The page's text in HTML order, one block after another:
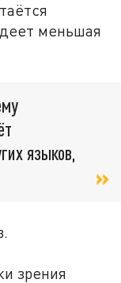
меньшая
языков,
зрения